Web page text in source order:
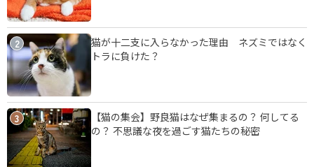
2
猫が十二支に入らなかった理由 ネズミではなく
トラに負けた？
3
【猫の集会】野良猫はなぜ集まるの？ 何してる
の？ 不思議な夜を過ごす猫たちの秘密